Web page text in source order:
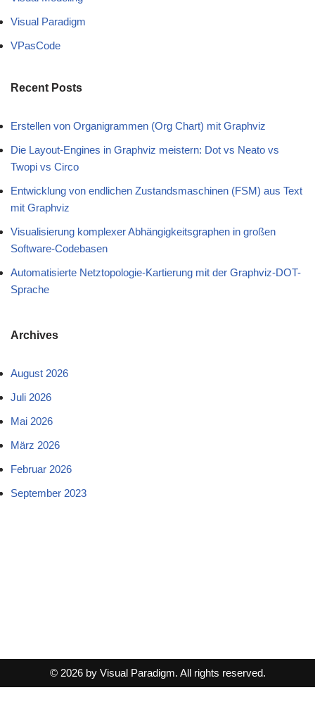
Visual Paradigm
VPasCode
Recent Posts
Erstellen von Organigrammen (Org Chart) mit Graphviz
Die Layout-Engines in Graphviz meistern: Dot vs Neato vs
Twopi vs Circo
Entwicklung von endlichen Zustandsmaschinen (FSM) aus Text
mit Graphviz
Visualisierung komplexer Abhängigkeitsgraphen in großen
Software-Codebasen
Automatisierte Netztopologie-Kartierung mit der Graphviz-DOT-
Sprache
Archives
August 2026
Juli 2026
Mai 2026
März 2026
Februar 2026
September 2023
© 2026 by Visual Paradigm. All rights reserved.